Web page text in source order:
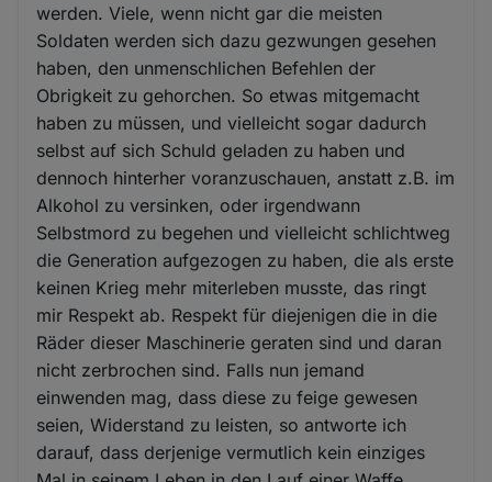
werden. Viele, wenn nicht gar die meisten
Soldaten werden sich dazu gezwungen gesehen
haben, den unmenschlichen Befehlen der
Obrigkeit zu gehorchen. So etwas mitgemacht
haben zu müssen, und vielleicht sogar dadurch
selbst auf sich Schuld geladen zu haben und
dennoch hinterher voranzuschauen, anstatt z.B. im
Alkohol zu versinken, oder irgendwann
Selbstmord zu begehen und vielleicht schlichtweg
die Generation aufgezogen zu haben, die als erste
keinen Krieg mehr miterleben musste, das ringt
mir Respekt ab. Respekt für diejenigen die in die
Räder dieser Maschinerie geraten sind und daran
nicht zerbrochen sind. Falls nun jemand
einwenden mag, dass diese zu feige gewesen
seien, Widerstand zu leisten, so antworte ich
darauf, dass derjenige vermutlich kein einziges